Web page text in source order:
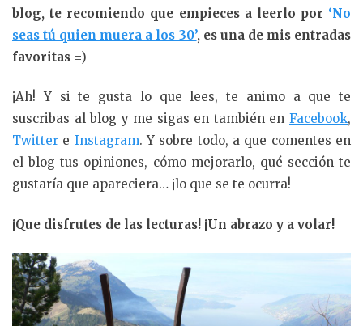
blog, te recomiendo que empieces a leerlo por ‘No
seas tú quien muera a los 30’, es una de mis entradas
favoritas =)
¡Ah! Y si te gusta lo que lees, te animo a que te
suscribas al blog y me sigas en también en Facebook,
Twitter e Instagram. Y sobre todo, a que comentes en
el blog tus opiniones, cómo mejorarlo, qué sección te
gustaría que apareciera… ¡lo que se te ocurra!
¡Que disfrutes de las lecturas! ¡Un abrazo y a volar!